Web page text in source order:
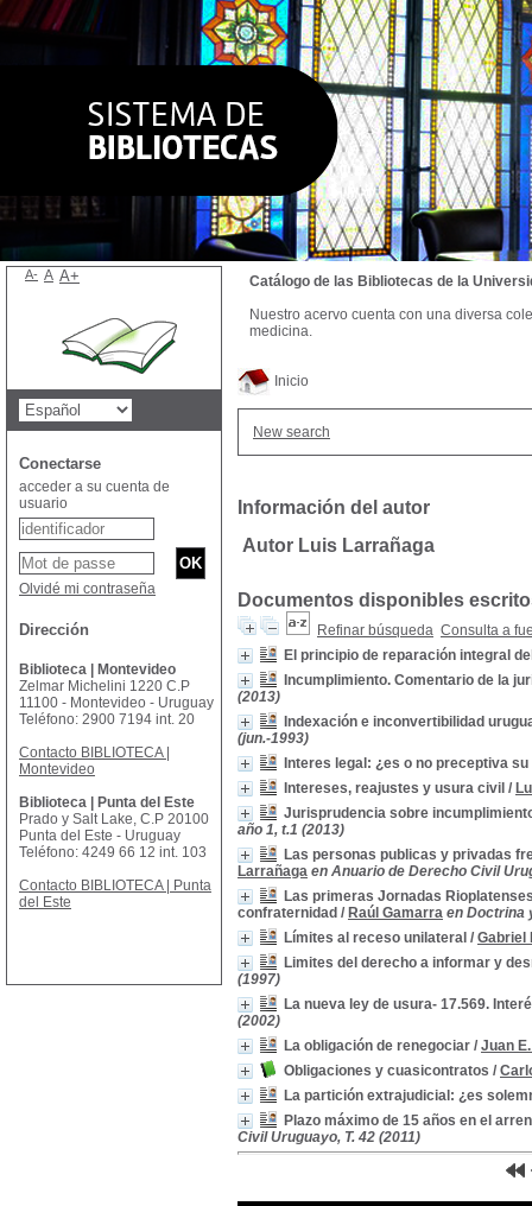
Inicio
New search
Información del autor
Autor Luis Larrañaga
Documentos disponibles
Refinar búsqueda Consulta a
El principio de reparación integral
Incumplimiento. Comentario de la
(2013)
Indexación e inconvertibilidad
(jun.-1993)
Interes legal: ¿es o no preceptiva
Intereses, reajustes y usura civil /
Jurisprudencia sobre
año 1, t.1 (2013)
Las personas publicas y privadas
Larrañaga en Anuario de Derecho Civil
Las primeras Jornadas
confraternidad / Raúl Gamarra en Doctrina
Límites al receso unilateral / Gabriel
Limites del derecho a informar y
(1997)
La nueva ley de usura- 17.569.
(2002)
La obligación de renegociar / Juan
Obligaciones y cuasicontratos /
La partición extrajudicial: ¿es
Plazo máximo de 15 años en el
Civil Uruguayo, T. 42 (2011)
Catálogo de las Bibliotecas de la
Nuestro acervo cuenta con una diversa
medicina.
A- A A+
Conectarse
acceder a su cuenta de
usuario
Olvidé mi contraseña
Dirección
Biblioteca | Montevideo
Zelmar Michelini 1220 C.P
11100 - Montevideo - Uruguay
Teléfono: 2900 7194 int. 20
Contacto BIBLIOTECA |
Montevideo
Biblioteca | Punta del Este
Prado y Salt Lake, C.P 20100
Punta del Este - Uruguay
Teléfono: 4249 66 12 int. 103
Contacto BIBLIOTECA | Punta
del Este